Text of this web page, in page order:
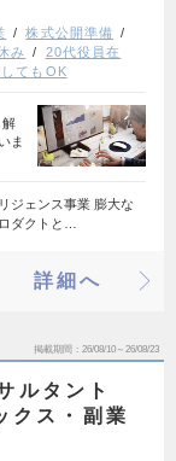
株式公開準備
み
20代役員在
てもOK
解
ま
ジェンス事業 膨大な
ダクトと…
詳細へ
掲載期間 26/08/10～26/08/23
ルタント
クス・副業